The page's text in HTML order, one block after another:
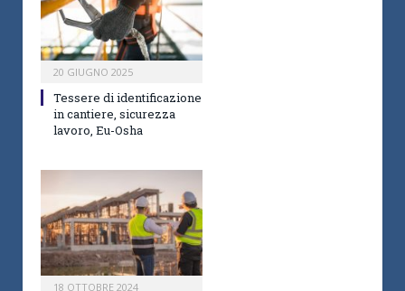
20 GIUGNO 2025
Tessere di identificazione
in cantiere, sicurezza
lavoro, Eu-Osha
18 OTTOBRE 2024